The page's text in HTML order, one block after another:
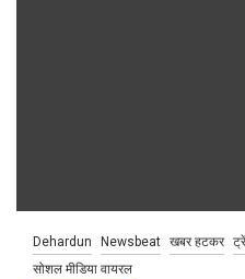
Dehardun Newsbeat खबर हटकर
सोशल मीडिया वायरल